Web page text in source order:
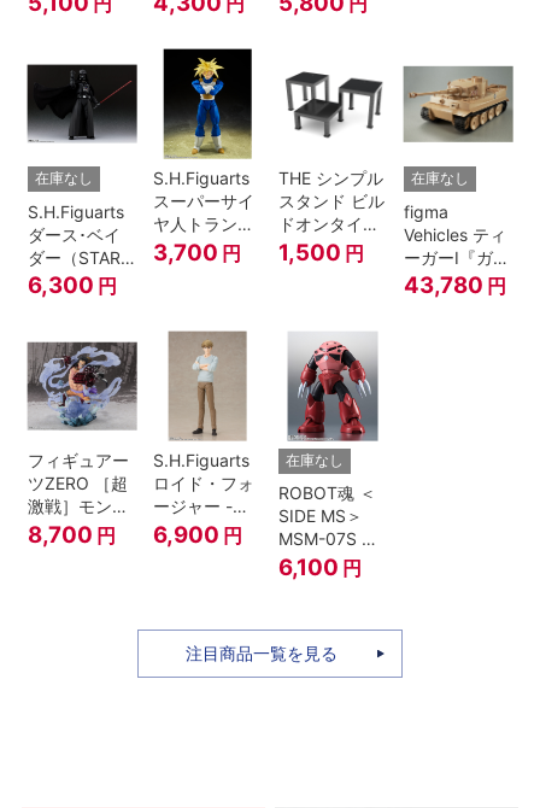
A.N.I.M.E.
マジシャン・
在庫なし
S.H.Figuarts
ダース･ベイ
ダー（STAR
WARS: Return
of the Jedi）
6,300 円
S.H.Figuarts
スーパーサイ
ヤ人トランク
ス-その身に秘
めしスーパー
Z』
3,700 円
THE シンプル
スタンド ビル
ドオンタイプ
(ブラック)
1,500 円
在庫なし
figma
Vehicles ティ
ーガーI『ガー
ルズ&パンツ
ァー』
43,780 円
フィギュアー
ツZERO ［超
激戦］モンキ
ー・D・ルフ
ィ -ギア4 三
8,700 円
S.H.Figuarts
ロイド・フォ
ージャー -フ
ォージャー家
のちち-
『SPY×FAMILY』
6,900 円
在庫なし
ROBOT魂 ＜
SIDE MS＞
MSM-07S シ
ャア専用ズゴ
ック ver.
6,100 円
注目商品一覧を見る